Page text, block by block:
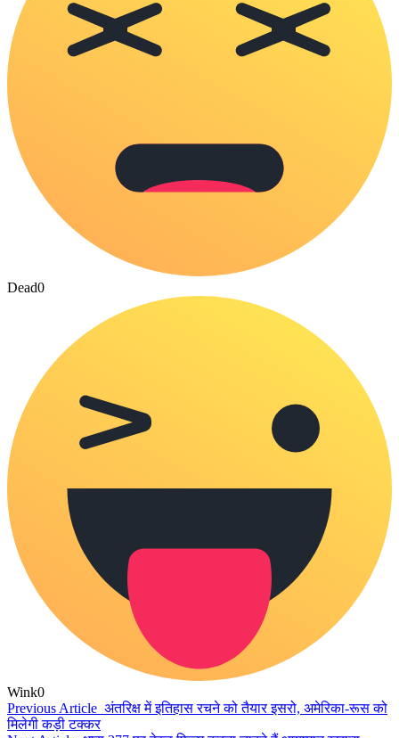
Dead0
Wink0
Previous Article अंतरिक्ष में इतिहास रचने को तैयार इसरो, अमेरिका-रूस को
मिलेगी कड़ी टक्‍कर